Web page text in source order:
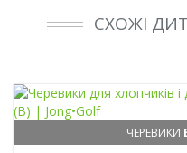
СХОЖІ
ЧЕРЕВИКИ